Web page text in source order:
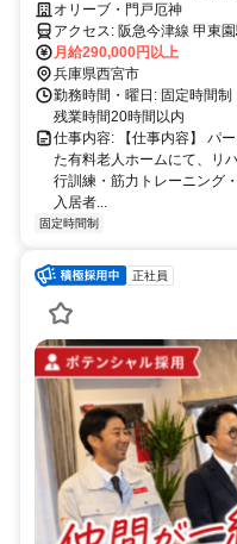
オリーブ・門戸厄神
アクセス: 阪急今津線
月給290,000円以上
兵庫県西宮市
勤務時間・曜日: 固定時間
残業時間20時間以内
仕事内容: 【仕事内容】 パ
た有料老人ホームにて、リ
行訓練・筋力トレーニング
入居者...
固定時間制
正社員